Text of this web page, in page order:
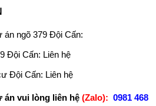
án ngõ 379 Đội Cấn:
Đội Cấn: Liên hệ
Đội Cấn: Liên hệ
án vui lòng liên hệ (Zalo): 0981 468